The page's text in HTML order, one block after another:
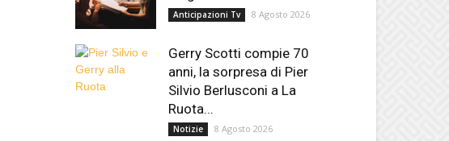
Anticipazioni Tv 8 Agosto 2026
Gerry Scotti compie 70
anni, la sorpresa di Pier
Silvio Berlusconi a La
Ruota...
Notizie 8 Agosto 2026